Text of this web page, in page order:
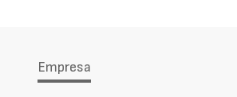
Empresa